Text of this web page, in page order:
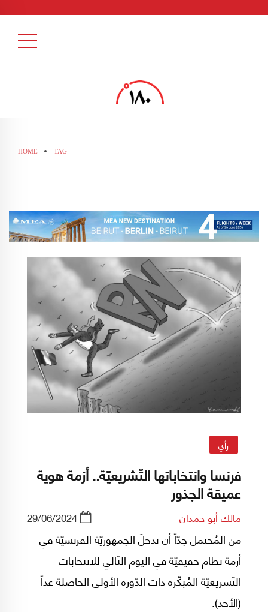
HOME TAG
رأي
فرنسا وانتخاباتها التّشريعيّة.. أزمة هوية
عميقة الجذور
مالك أبو حمدان 29/06/2024
من المُحتمل جدّاً أن تدخلَ الجمهوريّة الفرنسيّة في
أزمة نظام حقيقيّة في اليوم التّالي للانتخابات
التّشريعيّة المُبكّرة ذات الدّورة الأولى الحاصلة غداً
(الأحد).